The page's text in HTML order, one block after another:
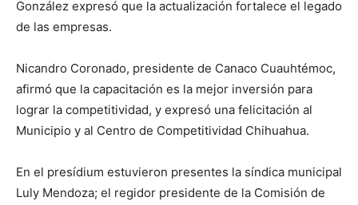
González expresó que la actualización fortalece el legado
de las empresas.
Nicandro Coronado, presidente de Canaco Cuauhtémoc,
afirmó que la capacitación es la mejor inversión para
lograr la competitividad, y expresó una felicitación al
Municipio y al Centro de Competitividad Chihuahua.
En el presídium estuvieron presentes la síndica municipal
Luly Mendoza; el regidor presidente de la Comisión de